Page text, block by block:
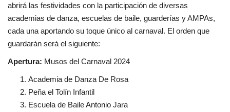
abrirá las festividades con la participación de diversas
academias de danza, escuelas de baile, guarderías y AMPAs,
cada una aportando su toque único al carnaval. El orden que
guardarán será el siguiente:
Apertura: Musos del Carnaval 2024
Academia de Danza De Rosa
Peña el Tolín Infantil
Escuela de Baile Antonio Jara